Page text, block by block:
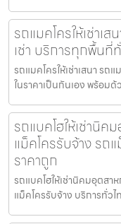
รถแมคโครให้เช่าเ
เช่า บริการทุกพื้นที่
รถแมคโครให้เช่าเสนา รถ
ในราคาเป็นกันเอง พร้อม
รถแบคโฮให้เช่านิ
แม็คโครรับจ้าง รถ
ราคาถูก
รถแบคโฮให้เช่านิคมอุตสา
แม็คโครรับจ้าง บริการทั่ว